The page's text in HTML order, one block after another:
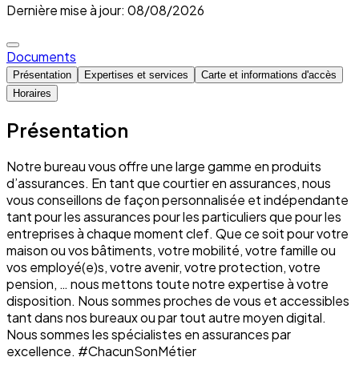
Dernière mise à jour: 08/08/2026
Documents
Présentation Expertises et services
Carte et informations d'accès
Horaires
Présentation
Notre bureau vous offre une large gamme en produits
d’assurances. En tant que courtier en assurances, nous
vous conseillons de façon personnalisée et indépendante
tant pour les assurances pour les particuliers que pour les
entreprises à chaque moment clef. Que ce soit pour votre
maison ou vos bâtiments, votre mobilité, votre famille ou
vos employé(e)s, votre avenir, votre protection, votre
pension, … nous mettons toute notre expertise à votre
disposition. Nous sommes proches de vous et accessibles
tant dans nos bureaux ou par tout autre moyen digital.
Nous sommes les spécialistes en assurances par
excellence. #ChacunSonMétier